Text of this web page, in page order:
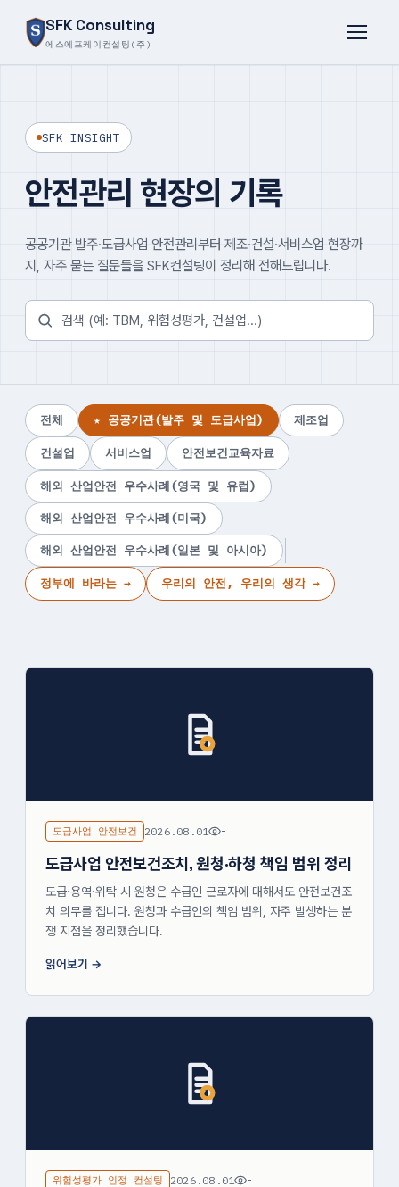
SFK Consulting
에스에프케이컨설팅(주)
SFK INSIGHT
안전관리 현장의 기록
공공기관 발주·도급사업 안전관리부터 제조·건설·서비스업 현장까
지, 자주 묻는 질문들을 SFK컨설팅이 정리해 전해드립니다.
전체 ★ 공공기관(발주 및 도급사업) 제조업
건설업 서비스업 안전보건교육자료
해외 산업안전 우수사례(영국 및 유럽)
해외 산업안전 우수사례(미국)
해외 산업안전 우수사례(일본 및 아시아)
정부에 바라는 → 우리의 안전, 우리의 생각 →
도급사업 안전보건 2026.08.01 -
도급사업 안전보건조치, 원청·하청 책임 범위 정리
도급·용역·위탁 시 원청은 수급인 근로자에 대해서도 안전보건조
치 의무를 집니다. 원청과 수급인의 책임 범위, 자주 발생하는 분
쟁 지점을 정리했습니다.
읽어보기
위험성평가 인정 컨설팅 2026.08.01 -